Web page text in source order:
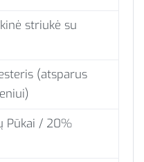
striukė su
(atsparus
Pūkai / 20%